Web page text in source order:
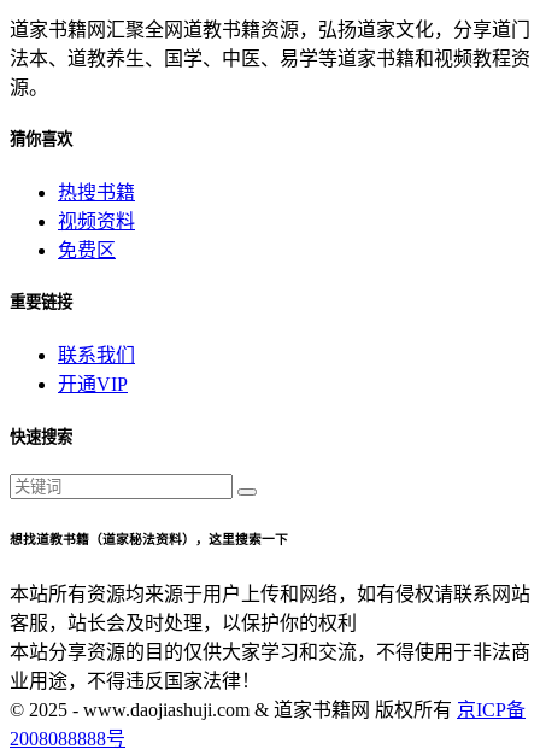
道家书籍网汇聚全网道教书籍资源，弘扬道家文化，分享道门
法本、道教养生、国学、中医、易学等道家书籍和视频教程资
源。
猜你喜欢
热搜书籍
视频资料
免费区
重要链接
联系我们
开通VIP
快速搜索
想找道教书籍（道家秘法资料），这里搜索一下
本站所有资源均来源于用户上传和网络，如有侵权请联系网站
客服，站长会及时处理，以保护你的权利
本站分享资源的目的仅供大家学习和交流，不得使用于非法商
业用途，不得违反国家法律！
© 2025 - www.daojiashuji.com & 道家书籍网 版权所有 京ICP备
2008088888号